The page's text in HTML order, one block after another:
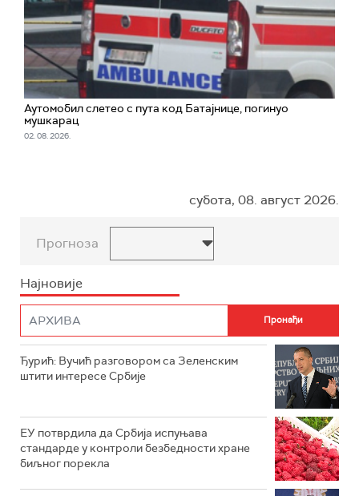
Аутомобил слетео с пута код Батајнице, погинуо
мушкарац
02. 08. 2026.
субота, 08. август 2026.
Прогноза
Најновије
Ђурић: Вучић разговором са Зеленским
штити интересе Србије
ЕУ потврдила да Србија испуњава
стандарде у контроли безбедности хране
биљног порекла